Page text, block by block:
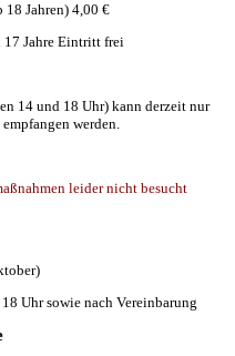
18 Jahren) 4,00 €
Jahre Eintritt frei
14 und 18 Uhr) kann derzeit nur
werden.
leider nicht besucht
Uhr sowie nach Vereinbarung